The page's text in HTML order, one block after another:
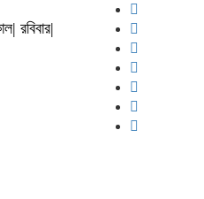
রবিবার|